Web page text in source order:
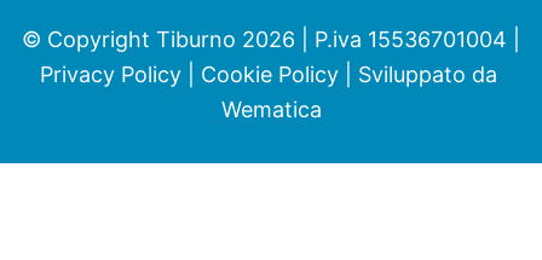
© Copyright Tiburno 2026 | P.iva 15536701004 |
Privacy Policy| Cookie Policy| Sviluppato da
Wematica